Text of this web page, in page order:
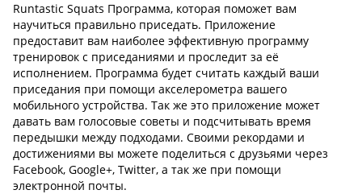
Runtastic Squats Программа, которая поможет вам
научиться правильно приседать. Приложение
предоставит вам наиболее эффективную программу
тренировок с приседаниями и проследит за её
исполнением. Программа будет считать каждый ваши
приседания при помощи акселерометра вашего
мобильного устройства. Так же это приложение может
давать вам голосовые советы и подсчитывать время
передышки между подходами. Своими рекордами и
достижениями вы можете поделиться с друзьями через
Facebook, Google+, Twitter, а так же при помощи
электронной почты.